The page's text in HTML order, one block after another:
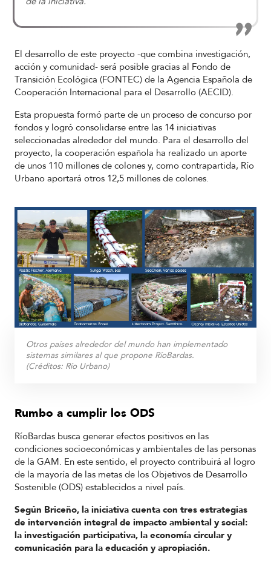
El desarrollo de este proyecto -que combina investigación,
acción y comunidad- será posible gracias al Fondo de
Transición Ecológica (FONTEC) de la Agencia Española de
Cooperación Internacional para el Desarrollo (AECID).
Esta propuesta formó parte de un proceso de concurso por
fondos y logró consolidarse entre las 14 iniciativas
seleccionadas alrededor del mundo. Para el desarrollo del
proyecto, la cooperación española ha realizado un aporte
de unos 110 millones de colones y, como contrapartida, Río
Urbano aportará otros 12,5 millones de colones.
Otros países alrededor del mundo han implementado
sistemas similares al que propone RíoBardas.
(Créditos: Río Urbano)
Rumbo a cumplir los ODS
RíoBardas busca generar efectos positivos en las
condiciones socioeconómicas y ambientales de las personas
de la GAM. En este sentido, el proyecto contribuirá al logro
de la mayoría de las metas de los Objetivos de Desarrollo
Sostenible (ODS) establecidos a nivel país.
Según Briceño, la iniciativa cuenta con tres estrategias
de intervención integral de impacto ambiental y social:
la investigación participativa, la economía circular y
comunicación para la educación y apropiación.